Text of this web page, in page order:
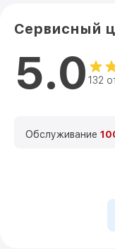
Сервисный
5.0 132
Обслуживание